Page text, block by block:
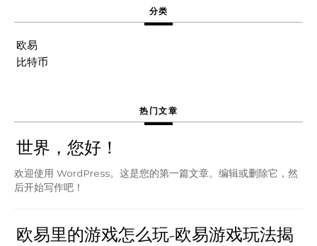
分类
欧易
比特币
热门文章
世界，您好！
欢迎使用 WordPress。这是您的第一篇文章。编辑或删除它，然
后开始写作吧！
欧易里的游戏怎么玩-欧易游戏玩法揭